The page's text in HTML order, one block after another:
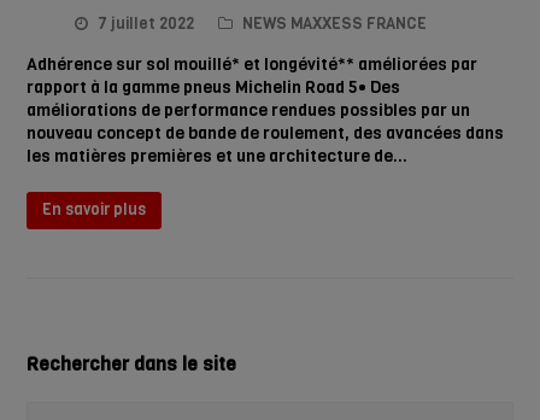
7 juillet 2022 NEWS MAXXESS FRANCE
Adhérence sur sol mouillé* et longévité** améliorées par
rapport à la gamme pneus Michelin Road 5• Des
améliorations de performance rendues possibles par un
nouveau concept de bande de roulement, des avancées dans
les matières premières et une architecture de…
En savoir plus
Rechercher dans le site